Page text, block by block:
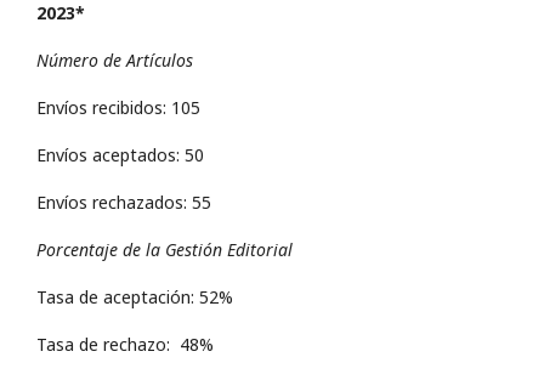
2023*
Número de Artículos
Envíos recibidos: 105
Envíos aceptados: 50
Envíos rechazados: 55
Porcentaje de la Gestión Editorial
Tasa de aceptación: 52%
Tasa de rechazo: 48%